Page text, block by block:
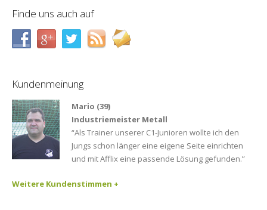
Finde uns auch auf
Kundenmeinung
Mario (39)
Industriemeister Metall
“Als Trainer unserer C1-Junioren wollte ich den
Jungs schon länger eine eigene Seite einrichten
und mit Afflix eine passende Lösung gefunden.”
Weitere Kundenstimmen +